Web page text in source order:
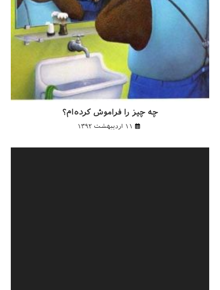
چه چیز را فراموش کرده‌ام؟
۱۱ اردیبهشت ۱۳۹۲